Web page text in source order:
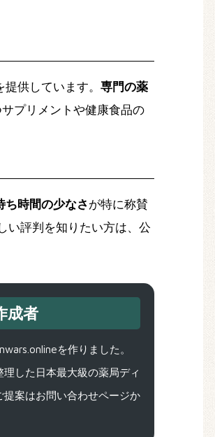
供しています。 専門の薬
プリメントや健康食品の
ち時間の少なさが特に称賛
い評判を知りたい方は、公
成者
を作りました。
した日本最大級の薬局ディ
案はお問い合わせページか